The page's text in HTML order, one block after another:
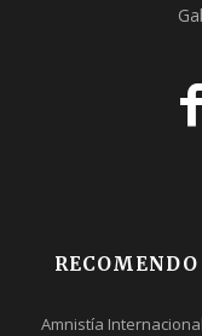
RECOMENDO
Amnistía Internacional